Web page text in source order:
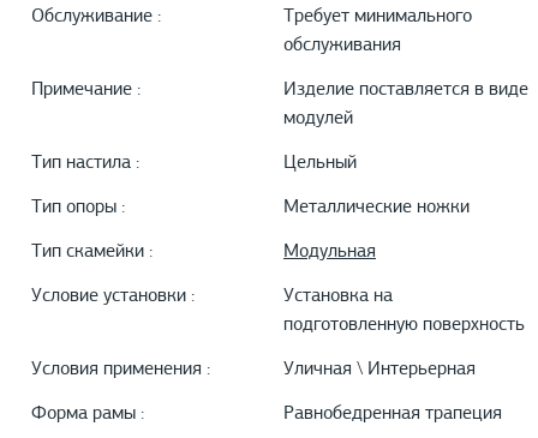
Обслуживание :
Требует минимального
обслуживания
Примечание :
Изделие поставляется в виде
модулей
Тип настила : Цельный
Тип опоры : Металлические ножки
Тип скамейки : Модульная
Условие установки :
Установка на
подготовленную поверхность
Условия применения : Уличная \ Интерьерная
Форма рамы : Равнобедренная трапеция